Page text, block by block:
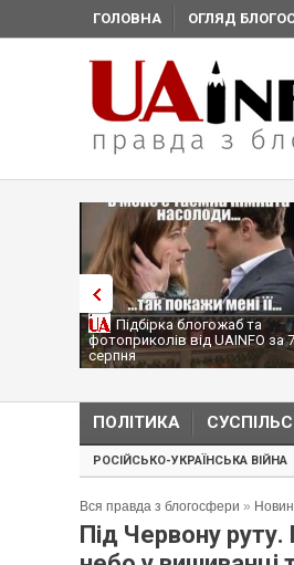
ГОЛОВНА ОГЛЯД
Підбірка блогожаб та
фотоприколів від UAINFO за 7
серпня
ПОЛІТИКА
РОСІЙСЬКО-УКРАЇНСЬКА ВІЙНА
Вся правда з блогосфери »
Під Червону руту.